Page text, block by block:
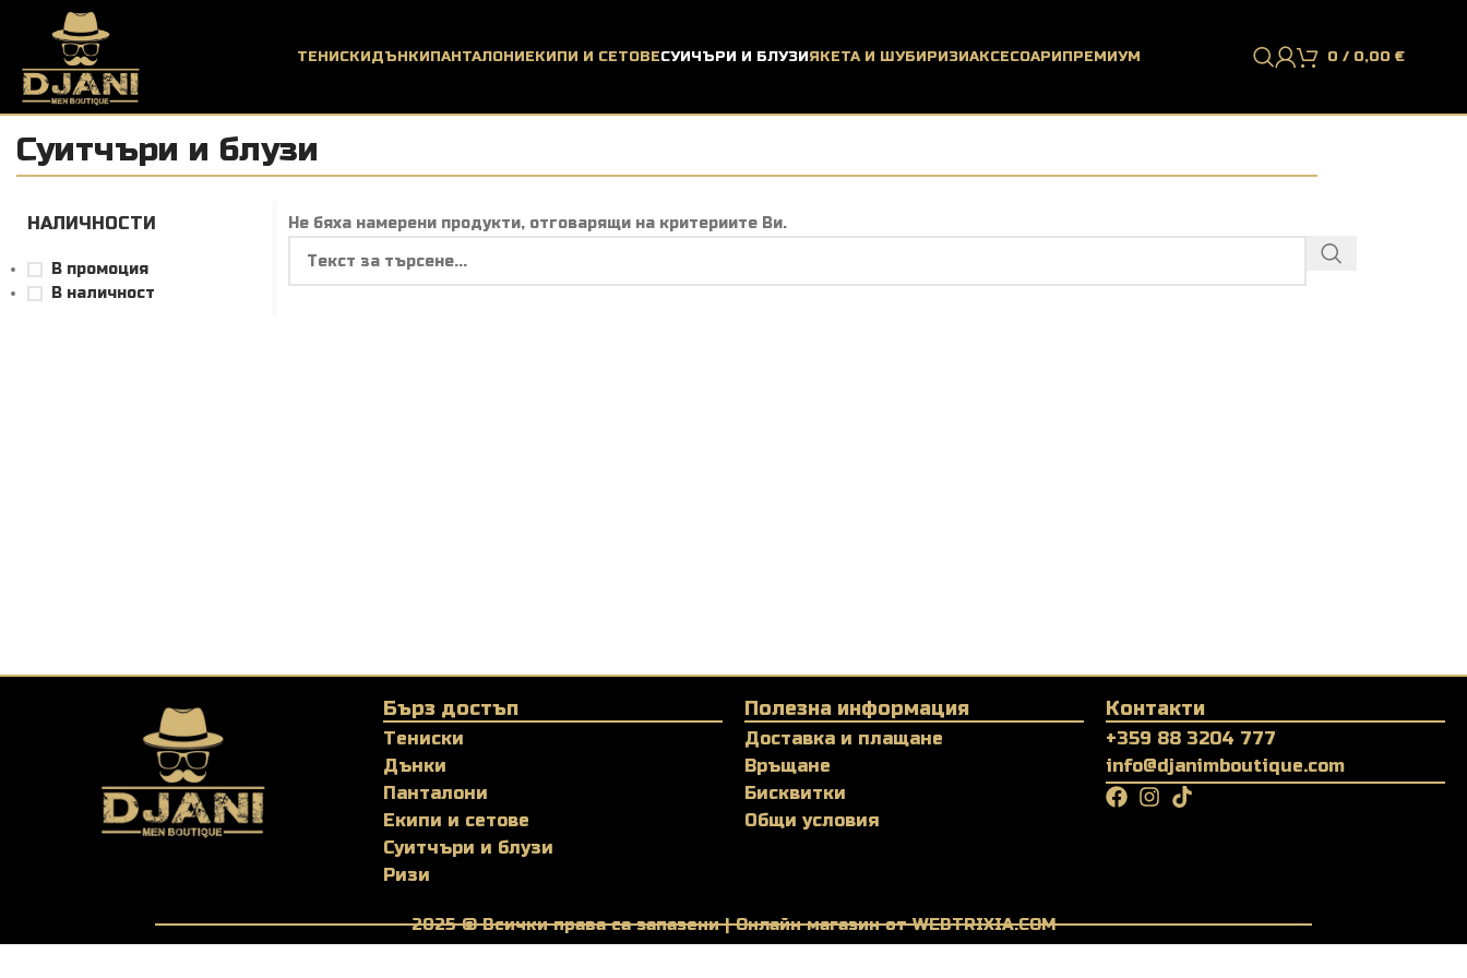
ТЕНИСКИДЪНКИПАНТАЛОНИЕКИПИ И СЕТОВЕСУИЧЪРИ И БЛУЗИЯКЕТА И ШУБИРИЗИАКСЕСОАРИПРЕМИУМ 0 / 0,00 €
Суитчъри и блузи
НАЛИЧНОСТИ
В промоция
В наличност
Не бяха намерени продукти, отговарящи на критериите Ви.
Бърз достъп
Тениски
Дънки
Панталони
Екипи и сетове
Суитчъри и блузи
Ризи
Полезна информация
Доставка и плащане
Връщане
Бисквитки
Общи условия
Контакти
+359 88 3204 777
info@djanimboutique.com
2025 © Всички права са запазени | Онлайн магазин от WEBTRIXIA.COM